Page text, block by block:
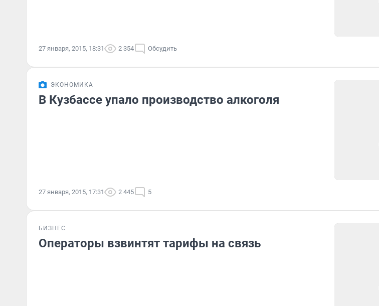
27 января, 2015, 18:31 2 354 Обсудить
ЭКОНОМИКА
В Кузбассе упало производство алкоголя
27 января, 2015, 17:31 2 445 5
БИЗНЕС
Операторы взвинтят тарифы на связь